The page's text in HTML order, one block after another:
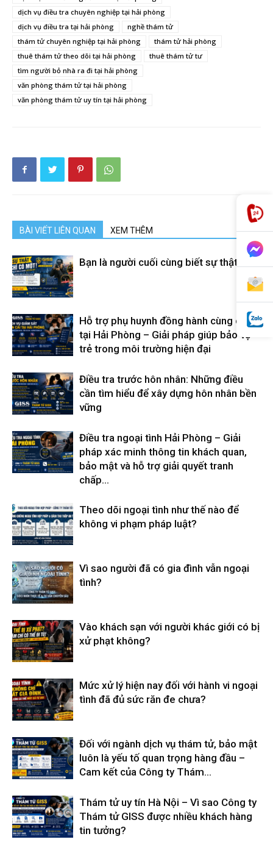
congdịch vụ điều tra chuyên nghiệp tại hải phòng
dịch vụ điều tra tại hải phòng
nghề thám tử
thám tử chuyên nghiệp tại hải phòng
thám tử hải phòng
thuê thám tử theo dõi tại hải phòng
thuê thám tử tư
tìm người bỏ nhà ra đi tại hải phòng
văn phòng thám tử tại hải phòng
văn phòng thám tử uy tín tại hải phòng
BÀI VIẾT LIÊN QUAN XEM THÊM
Bạn là người cuối cùng biết sự thật
Hỗ trợ phụ huynh đồng hành cùng con
tại Hải Phòng – Giải pháp giúp bảo vệ
trẻ trong môi trường hiện đại
Điều tra trước hôn nhân: Những điều
cần tìm hiểu để xây dựng hôn nhân bền
vững
Điều tra ngoại tình Hải Phòng – Giải
pháp xác minh thông tin khách quan,
bảo mật và hỗ trợ giải quyết tranh
chấp...
Theo dõi ngoại tình như thế nào để
không vi phạm pháp luật?
Vì sao người đã có gia đình vẫn ngoại
tình?
Vào khách sạn với người khác giới có bị
xử phạt không?
Mức xử lý hiện nay đối với hành vi ngoại
tình đã đủ sức răn đe chưa?
Đối với ngành dịch vụ thám tử, bảo mật
luôn là yếu tố quan trọng hàng đầu –
Cam kết của Công ty Thám...
Thám tử uy tín Hà Nội – Vì sao Công ty
Thám tử GISS được nhiều khách hàng
tin tưởng?